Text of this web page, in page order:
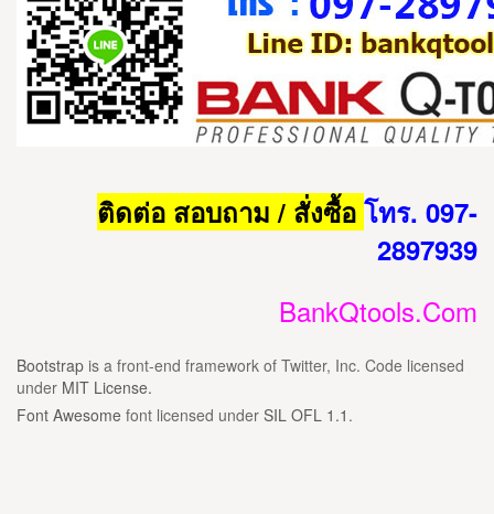
ติดต่อ สอบถาม / สั่งซื้อ โทร. 097-
2897939
BankQtools.Com
Bootstrap is a front-end framework of Twitter, Inc. Code licensed
under MIT License.
Font Awesome font licensed under SIL OFL 1.1 .